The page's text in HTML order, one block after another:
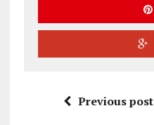
Previous post